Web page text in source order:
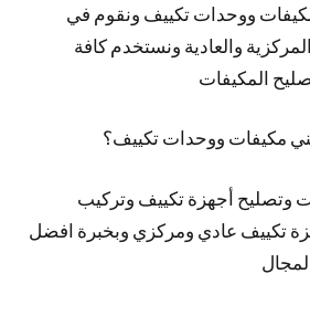
ووحدات تكييف ونقوم في
والعادية ونستخدم كافة
المكيفات
مكيفات ووحدات تكييف؟
وتصليح أجهزة تكييف وتركيب
تكييف عادي ومركزي وبخبرة افضل